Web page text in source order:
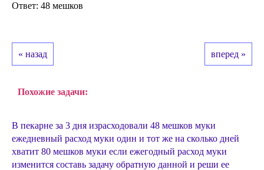
Ответ: 48 мешков
« назад вперед »
Похожие задачи:
В пекарне за 3 дня израсходовали 48 мешков муки
ежедневный расход муки один и тот же на сколько дней
хватит 80 мешков муки если ежегодный расход муки
изменится составь задачу обратную данной и реши ее